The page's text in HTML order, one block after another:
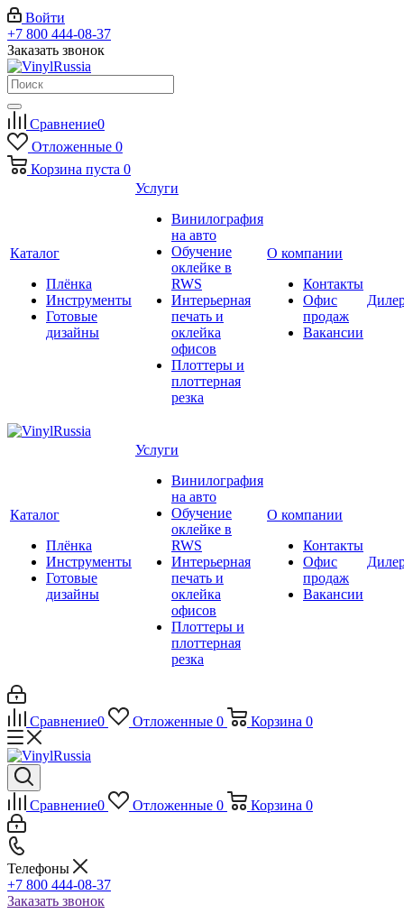
Войти
+7 800 444-08-37
Заказать звонок
Сравнение0
Отложенные 0
Корзина пуста 0
Каталог
Плёнка
Инструменты
Готовые
дизайны
Услуги
Винилография
на авто
Обучение
оклейке в
RWS
Интерьерная
печать и
оклейка
офисов
Плоттеры и
плоттерная
резка
О компании
Контакты
Офис
продаж
Вакансии
Каталог
Плёнка
Инструменты
Готовые
дизайны
Услуги
Винилография
на авто
Обучение
оклейке в
RWS
Интерьерная
печать и
оклейка
офисов
Плоттеры и
плоттерная
резка
О компании
Контакты
Офис
продаж
Вакансии
Сравнение0 Отложенные 0 Корзина 0
Сравнение0 Отложенные 0 Корзина 0
Телефоны
+7 800 444-08-37
Заказать звонок